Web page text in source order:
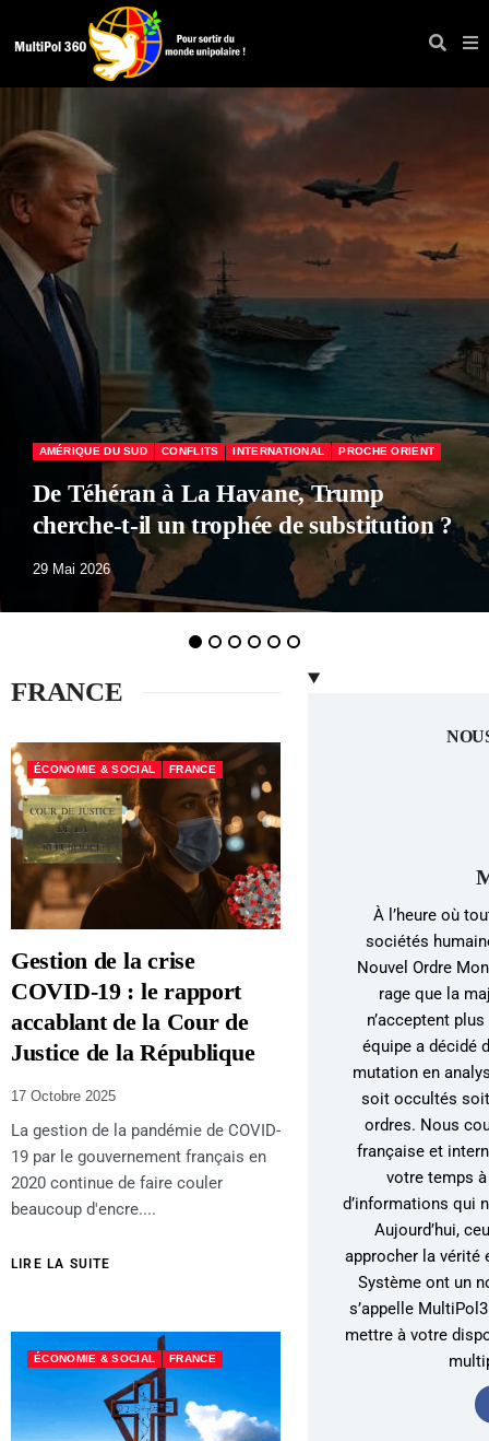
ÉCONOMIE & SOCIAL FRANCE
Macron a perdu tous ses partisans
29 Mai 2026
6
FRANCE
ÉCONOMIE & SOCIAL FRANCE
Gestion de la crise
COVID-19 : le rapport
accablant de la Cour de
Justice de la République
17 Octobre 2025
La gestion de la pandémie de COVID-
19 par le gouvernement français en
2020 continue de faire couler
beaucoup d'encre....
LIRE LA SUITE
ÉCONOMIE & SOCIAL FRANCE
À l’heure où
sociétés
Nouvel Ordre
rage que la
n’acceptent
équipe a décidé
mutation en
soit occultés
ordres. Nous
française et
votre temps
d’informations qui
Aujourd’hui,
approcher la vérité
Système ont un
s’appelle
mettre à votre